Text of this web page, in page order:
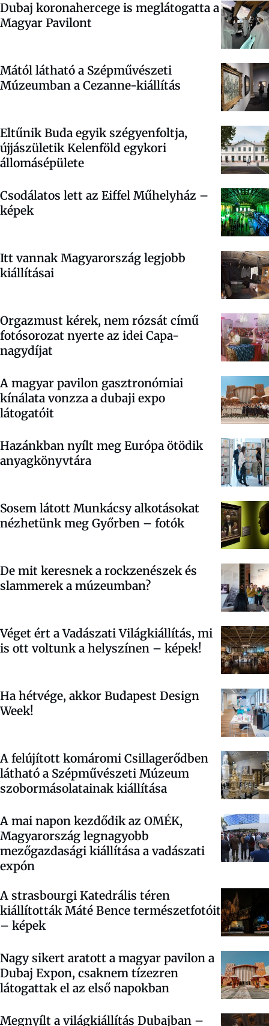
Dubaj koronahercege is meglátogatta a
Magyar Pavilont
Mától látható a Szépművészeti
Múzeumban a Cezanne-kiállítás
Eltűnik Buda egyik szégyenfoltja,
újjászületik Kelenföld egykori
állomásépülete
Csodálatos lett az Eiffel Műhelyház –
képek
Itt vannak Magyarország legjobb
kiállításai
Orgazmust kérek, nem rózsát című
fotósorozat nyerte az idei Capa-
nagydíjat
A magyar pavilon gasztronómiai
kínálata vonzza a dubaji expo
látogatóit
Hazánkban nyílt meg Európa ötödik
anyagkönyvtára
Sosem látott Munkácsy alkotásokat
nézhetünk meg Győrben – fotók
De mit keresnek a rockzenészek és
slammerek a múzeumban?
Véget ért a Vadászati Világkiállítás, mi
is ott voltunk a helyszínen – képek!
Ha hétvége, akkor Budapest Design
Week!
A felújított komáromi Csillagerődben
látható a Szépművészeti Múzeum
szobormásolatainak kiállítása
A mai napon kezdődik az OMÉK,
Magyarország legnagyobb
mezőgazdasági kiállítása a vadászati
expón
A strasbourgi Katedrális téren
kiállították Máté Bence természetfotóit
– képek
Nagy sikert aratott a magyar pavilon a
Dubaj Expon, csaknem tízezren
látogattak el az első napokban
Megnyílt a világkiállítás Dubajban –